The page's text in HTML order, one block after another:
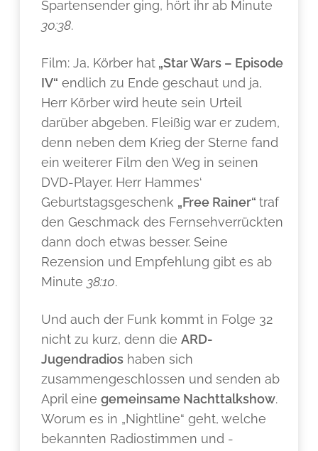
Spartensender ging, hört ihr ab Minute
30:38.
Film: Ja, Körber hat „Star Wars – Episode
IV“ endlich zu Ende geschaut und ja,
Herr Körber wird heute sein Urteil
darüber abgeben. Fleißig war er zudem,
denn neben dem Krieg der Sterne fand
ein weiterer Film den Weg in seinen
DVD-Player. Herr Hammes‘
Geburtstagsgeschenk „Free Rainer“traf
den Geschmack des Fernsehverrückten
dann doch etwas besser. Seine
Rezension und Empfehlung gibt es ab
Minute 38:10.
Und auch der Funk kommt in Folge 32
nicht zu kurz, denn dieARD-
Jugendradios haben sich
zusammengeschlossen und senden ab
April einegemeinsame Nachttalkshow.
Worum es in „Nightline“ geht, welche
bekannten Radiostimmen und -